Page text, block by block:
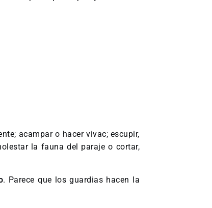
acampar o hacer vivac; escupir,
la fauna del paraje o cortar,
. Parece que los guardias hacen la